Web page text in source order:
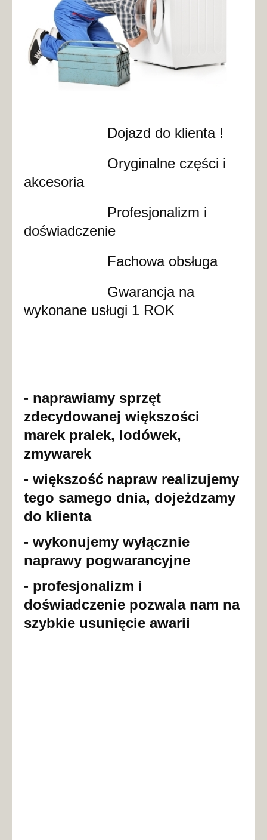
Dojazd do klienta !
Oryginalne części i
akcesoria
Profesjonalizm i
doświadczenie
Fachowa obsługa
Gwarancja na
wykonane usługi 1 ROK
- naprawiamy sprzęt
zdecydowanej większości
marek pralek, lodówek,
zmywarek
- większość napraw realizujemy
tego samego dnia, dojeżdzamy
do klienta
- wykonujemy wyłącznie
naprawy pogwarancyjne
- profesjonalizm i
doświadczenie pozwala nam na
szybkie usunięcie awarii